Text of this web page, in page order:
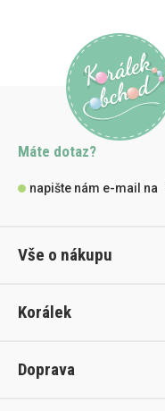
Máte dotaz?
napište nám e-mail na
Vše o nákupu
Korálek
Doprava